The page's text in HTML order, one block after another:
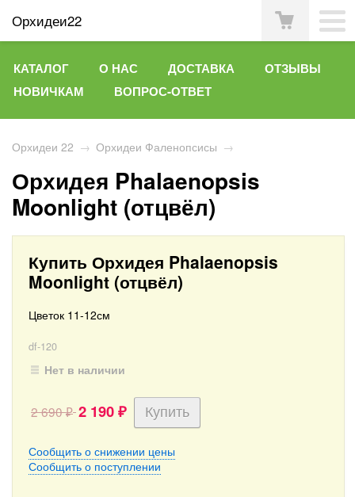
Орхидеи22
КАТАЛОГ О НАС ДОСТАВКА
ОТЗЫВЫ
НОВИЧКАМ
ВОПРОС-ОТВЕТ
Орхидеи 22 → Орхидеи Фаленопсисы →
Орхидея Phalaenopsis
Moonlight (отцвёл)
Купить Орхидея Phalaenopsis
Moonlight (отцвёл)
Цветок 11-12см
df-120
Нет в наличии
2 690₽ 2 190 ₽
Сообщить о снижении цены
Сообщить о поступлении